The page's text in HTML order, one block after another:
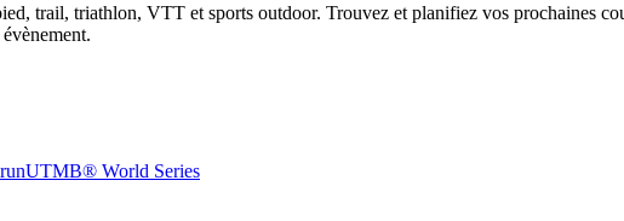
trail, triathlon, VTT et sports outdoor. Trouvez et planifiez vos prochaines
UTMB® World Series